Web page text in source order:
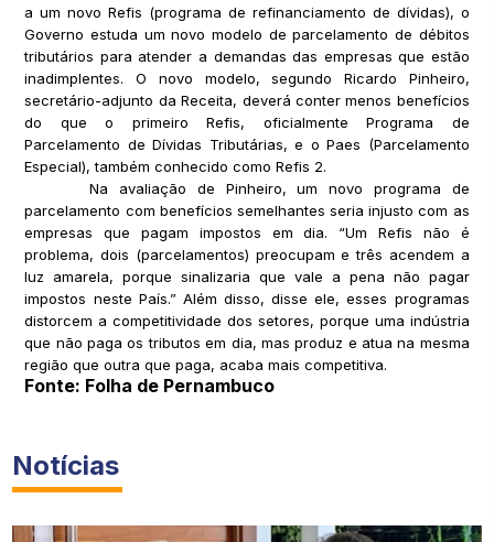
a um novo Refis (programa de refinanciamento de dívidas), o
Governo estuda um novo modelo de parcelamento de débitos
tributários para atender a demandas das empresas que estão
inadimplentes. O novo modelo, segundo Ricardo Pinheiro,
secretário-adjunto da Receita, deverá conter menos benefícios
do que o primeiro Refis, oficialmente Programa de
Parcelamento de Dívidas Tributárias, e o Paes (Parcelamento
Especial), também conhecido como Refis 2.
Na avaliação de Pinheiro, um novo programa de
parcelamento com benefícios semelhantes seria injusto com as
empresas que pagam impostos em dia. “Um Refis não é
problema, dois (parcelamentos) preocupam e três acendem a
luz amarela, porque sinalizaria que vale a pena não pagar
impostos neste País.” Além disso, disse ele, esses programas
distorcem a competitividade dos setores, porque uma indústria
que não paga os tributos em dia, mas produz e atua na mesma
região que outra que paga, acaba mais competitiva.
Fonte: Folha de Pernambuco
Notícias